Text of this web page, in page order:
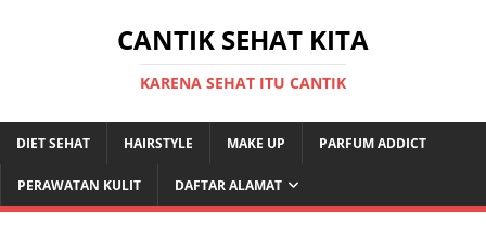
CANTIK SEHAT KITA
KARENA SEHAT ITU CANTIK
DIET SEHAT HAIRSTYLE MAKE UP PARFUM ADDICT
PERAWATAN KULIT DAFTAR ALAMAT